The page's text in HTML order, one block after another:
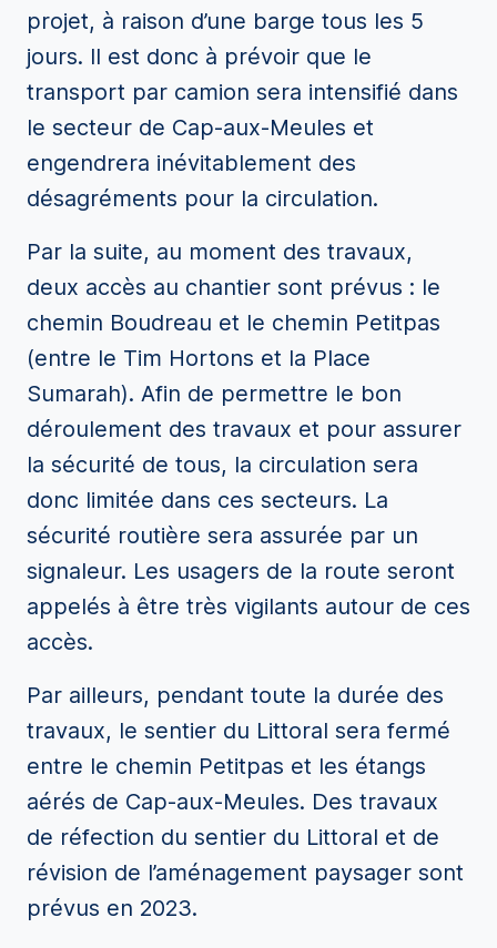
projet, à raison d’une barge tous les 5
jours. Il est donc à prévoir que le
transport par camion sera intensifié dans
le secteur de Cap-aux-Meules et
engendrera inévitablement des
désagréments pour la circulation.
Par la suite, au moment des travaux,
deux accès au chantier sont prévus : le
chemin Boudreau et le chemin Petitpas
(entre le Tim Hortons et la Place
Sumarah). Afin de permettre le bon
déroulement des travaux et pour assurer
la sécurité de tous, la circulation sera
donc limitée dans ces secteurs. La
sécurité routière sera assurée par un
signaleur. Les usagers de la route seront
appelés à être très vigilants autour de ces
accès.
Par ailleurs, pendant toute la durée des
travaux, le sentier du Littoral sera fermé
entre le chemin Petitpas et les étangs
aérés de Cap-aux-Meules. Des travaux
de réfection du sentier du Littoral et de
révision de l’aménagement paysager sont
prévus en 2023.